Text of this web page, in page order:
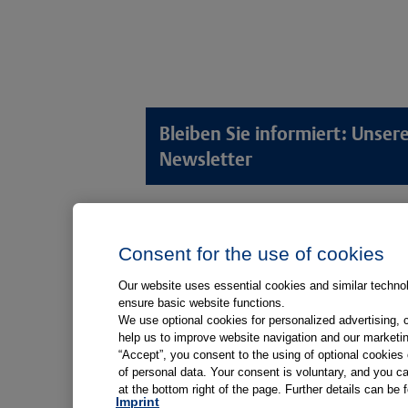
Bleiben Sie informiert:
Newsletter
Anamnese von Patient*innen
Aufnahme von Patient*innen
Aufklärung von Patient*innen
Kliniken
Medizinische Versorgungszentren
Arztpraxen
Digitale
Consent for the use of cookies
Our website uses essential cookies and similar
ensure basic website functions.
We use optional cookies for personalized
help us to improve website navigation and our
“Accept”, you consent to the using of optional
of personal data. Your consent is voluntary, and you
at the bottom right of the page. Further details can be
Imprint